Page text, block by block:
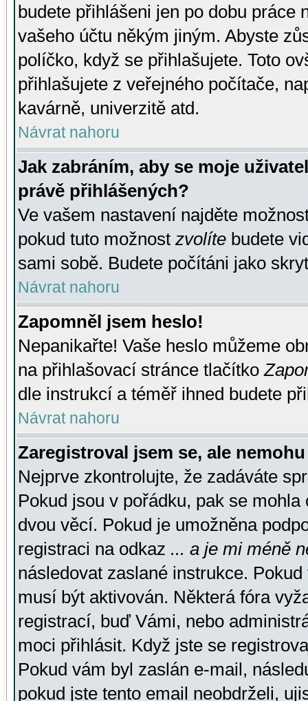
budete přihlášeni jen po dobu práce
vašeho účtu někým jiným. Abyste
políčko, když se přihlašujete. Toto
přihlašujete z veřejného počítače,
kavárně, univerzitě atd.
Návrat nahoru
Jak zabráním, aby se moje
právě přihlášených?
Ve vašem nastavení najděte
pokud tuto možnost zvolíte budete
sami sobě. Budete počítáni jako
Návrat nahoru
Zapomněl jsem heslo!
Nepanikařte! Vaše heslo můžeme
na přihlašovací stránce tlačítko
dle instrukcí a téměř ihned budete
Návrat nahoru
Zaregistroval jsem se, ale
Nejprve zkontrolujte, že zadáváte
Pokud jsou v pořádku, pak se
dvou věcí. Pokud je umožněna
registraci na odkaz ... a je mi méně
následovat zaslané instrukce.
musí být aktivován. Některá fóra
registrací, buď Vámi, nebo
moci přihlásit. Když jste se
Pokud vám byl zaslán e-mail,
pokud jste tento email neobdrželi,